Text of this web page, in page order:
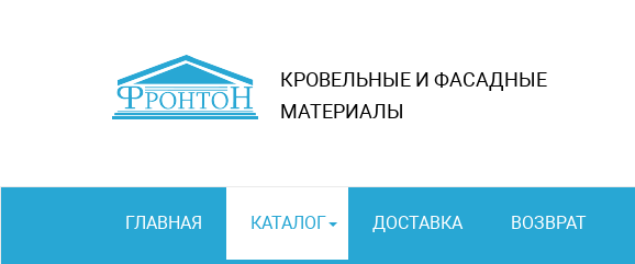
КРОВЕЛЬНЫЕ И ФАСАДНЫЕ
МАТЕРИАЛЫ
ГЛАВНАЯ КАТАЛОГ ДОСТАВКА ВОЗВРАТ